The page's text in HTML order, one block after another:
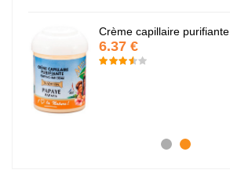
Crème capillaire purifiante
6.37 €